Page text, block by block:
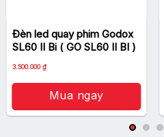
Đèn led quay phim Godox
SL60 II Bi ( GO SL60 II BI )
3.500.000₫
Mua ngay